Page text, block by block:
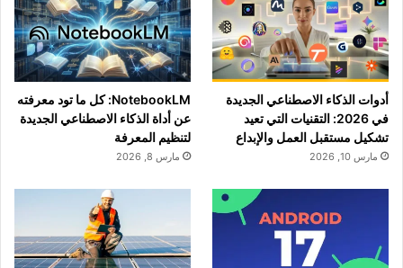
أدوات الذكاء الاصطناعي الجديدة
في 2026: التقنيات التي تعيد
تشكيل مستقبل العمل والإبداع
مارس 10, 2026
NotebookLM: كل ما تود معرفته
عن أداة الذكاء الاصطناعي الجديدة
لتنظيم المعرفة
مارس 8, 2026